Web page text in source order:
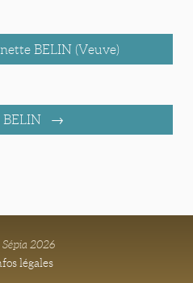
BELIN (Veuve)
BELIN
2026
légales